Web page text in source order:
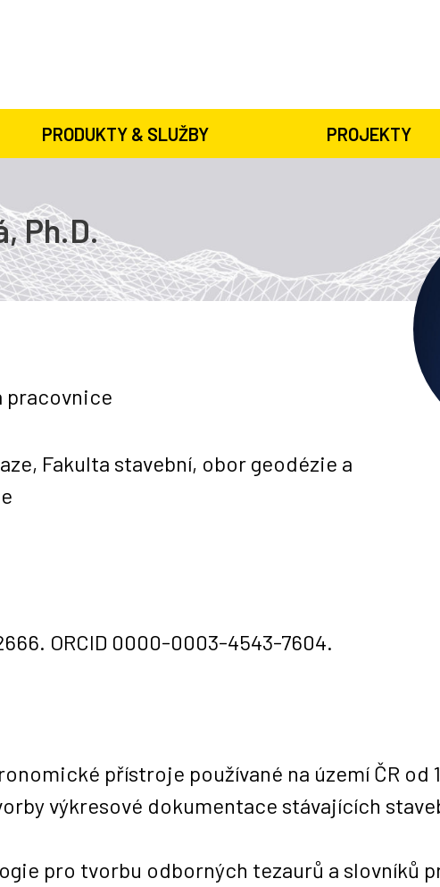
PRODUKTY & SLUŽBY PROJEKTY
Ph.D.
pracovnice
Fakulta stavební, obor geodézie a
. ORCID 0000-0003-4543-7604.
přístroje používané na území ČR od
výkresové dokumentace stávajících
pro tvorbu odborných tezaurů a slovníků